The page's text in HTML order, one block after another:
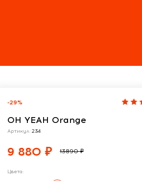
-29%
OH YEAH Orange
Артикул: 234
9 880 ₽ 13890 ₽
Цвета: